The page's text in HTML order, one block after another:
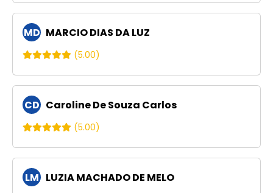
MD MARCIO DIAS DA LUZ
(5.00)
CD Caroline De Souza Carlos
(5.00)
LM LUZIA MACHADO DE MELO